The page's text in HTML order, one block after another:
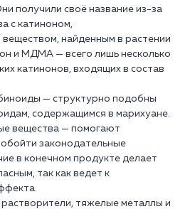
получили своё название из-за
с катиноном,
найденным в растении
и МДМА — всего лишь несколько
катинонов, входящих в состав
— структурно подобны
содержащимся в марихуане.
вещества — помогают
законодательные
в конечном продукте делает
так как ведет к
тяжелые металлы и